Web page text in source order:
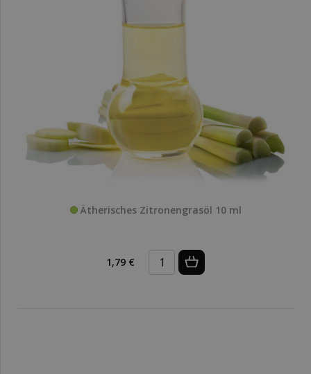
Ätherisches Zitronengrasöl 10 ml
1,79 €